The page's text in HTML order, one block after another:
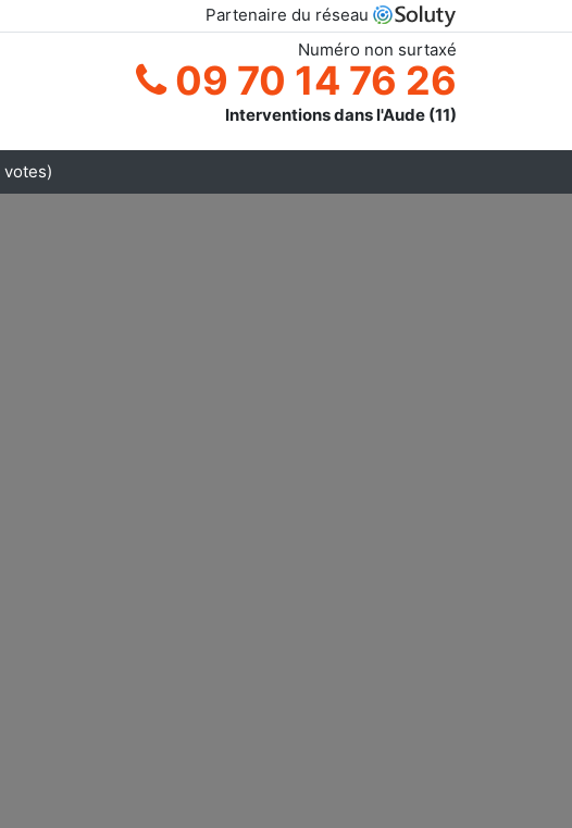
Partenaire du réseau
Numéro non surtaxé
09 70 14 76 26
Interventions dans l'Aude (11)
votes)